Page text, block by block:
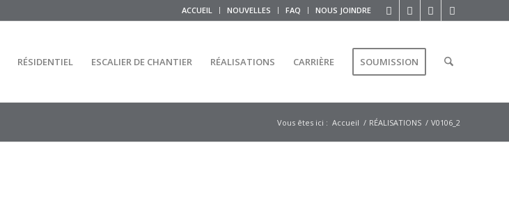
ACCUEIL NOUVELLES FAQ NOUS JOINDRE
RÉSIDENTIEL ESCALIER DE CHANTIER RÉALISATIONS CARRIÈRE SOUMISSION
Vous êtes ici : Accueil / RÉALISATIONS / V0106_2